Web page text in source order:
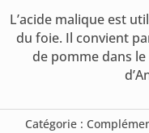
L’acide malique est
du foie. Il convient
de pomme dans
Catégorie :